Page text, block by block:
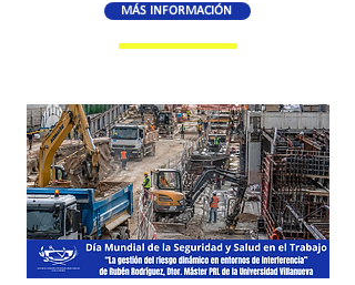
MÁS INFORMACIÓN